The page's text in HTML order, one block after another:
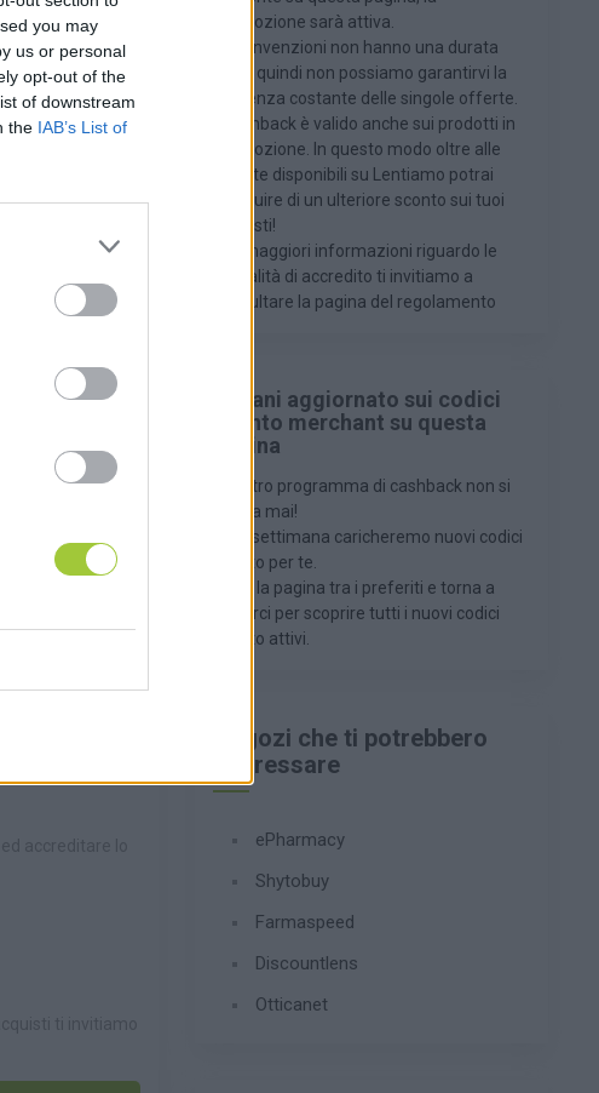
you may
us or personal
opt-out of the
of downstream
the IAB’s List of
lenti, gocce
si
e una
necessari
in tempi rapidi,
consigli e
dei
promozione sarà attiva.
Le convenzioni non hanno una durata
fissa, quindi non possiamo garantirvi la
presenza costante delle singole offerte.
Il cashback è valido anche sui prodotti in
promozione. In questo modo oltre alle
offerte disponibili su Lentiamo potrai
usufruire di un ulteriore sconto sui tuoi
acquisti!
Per maggiori informazioni riguardo le
modalità di accredito ti invitiamo a
consultare la pagina del regolamento
Rimani aggiornato sui codici
sconto merchant su questa
pagina
Il nostro programma di cashback non si
ferma mai!
Ogni settimana caricheremo nuovi codici
sconto per te.
Metti la pagina tra i preferiti e torna a
trovarci per scoprire tutti i nuovi codici
sconto attivi.
Negozi che ti potrebbero
interessare
ePharmacy
Shytobuy
Farmaspeed
Discountlens
Otticanet